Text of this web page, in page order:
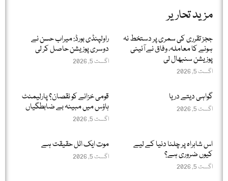
مزید تحاریر
ججز تقرری کی سمری پر دستخط نہ
ہونے کا معاملہ، وفاق نے آئینی
پوزیشن سنبھال لی
اگست 5, 2026
راولپنڈی بورڈ: میراب حسن نے
دوسری پوزیشن حاصل کر لی
اگست 5, 2026
گواہی دیتے دریا
اگست 5, 2026
قومی خزانے کو نقصان؟ پارلیمنٹ
ہاؤس میں مبینہ بے ضابطگیاں
اگست 5, 2026
اس شاہراہ پر چلنا دنیا کے لیے
کیوں ضروری ہے؟
اگست 5, 2026
موت ایک اٹل حقیقت ہے
اگست 5, 2026